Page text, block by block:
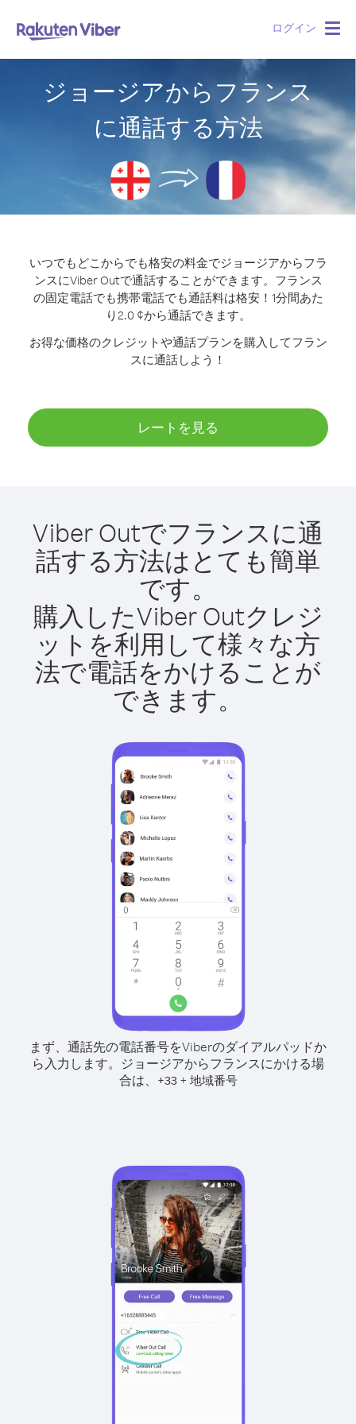
ログイン
ジョージアからフランス
に通話する方法
いつでもどこからでも格安の料金でジョージアからフラ
ンスにViber Outで通話することができます。 フランス
の固定電話でも携帯電話でも通話料は格安！1分間あた
り2.0 ¢から通話できます。
お得な価格のクレジットや通話プランを購入してフラン
スに通話しよう！
レートを見る
Viber Outでフランスに通
話する方法はとても簡単
です。
購入したViber Outクレジ
ットを利用して様々な方
法で電話をかけることが
できます。
まず、通話先の電話番号をViberのダイアルパッドか
ら入力します。 ジョージアからフランスにかける場
合は、
+33+ 地域番号